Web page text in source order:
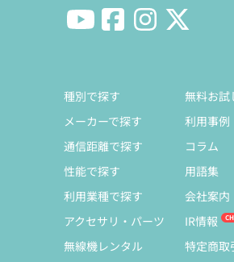
種別で探す
メーカーで探す
通信距離で探す
性能で探す
利用業種で探す
アクセサリ・パーツ
無線機レンタル
無料お試
利用事例
コラム
用語集
会社案内
IR情報
特定商取